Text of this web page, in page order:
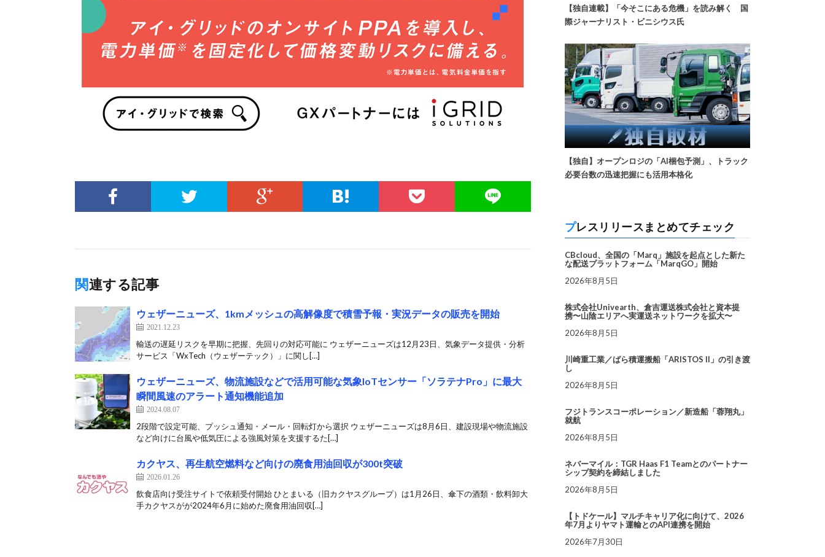
関連する記事
ウェザーニューズ、1kmメッシュの高解像度で積雪予報・実況データの販売を開始
2021.12.23
輸送の遅延リスクを早期に把握、先回りの対応可能に ウェザーニューズは12月23日、気象データ提供・分析
サービス「WxTech（ウェザーテック）」に関し[…]
ウェザーニューズ、物流施設などで活用可能な気象IoTセンサー「ソラテナPro」に最大
瞬間風速のアラート通知機能追加
2024.08.07
2段階で設定可能、プッシュ通知・メール・回転灯から選択 ウェザーニューズは8月6日、建設現場や物流施設
など向けに台風や低気圧による強風対策を支援するた[…]
カクヤス、再生航空燃料など向けの廃食用油回収が300t突破
2026.01.26
飲食店向け受注サイトで依頼受付開始 ひとまいる（旧カクヤスグループ）は1月26日、傘下の酒類・飲料卸大
手カクヤスがが2024年6月に始めた廃食用油回収[…]
【独自連載】「今そこにある危機」を読み解く 国
際ジャーナリスト・ビニシウス氏
【独自】オープンロジの「AI梱包予測」、トラック
必要台数の迅速把握にも活用本格化
プレスリリースまとめてチェック
CBcloud、全国の「Marq」施設を起点とした新た
な配送プラットフォーム「MarqGO」開始
2026年8月5日
株式会社Univearth、倉吉運送株式会社と資本提
携〜山陰エリアへ実運送ネットワークを拡大〜
2026年8月5日
川崎重工業／ばら積運搬船「ARISTOS II」の引き渡
し
2026年8月5日
フジトランスコーポレーション／新造船「蓉翔丸」
就航
2026年8月5日
ネバーマイル：TGR Haas F1 Teamとのパートナー
シップ契約を締結しました
2026年8月5日
【トドケール】マルチキャリア化に向けて、2026
年7月よりヤマト運輸とのAPI連携を開始
2026年7月30日